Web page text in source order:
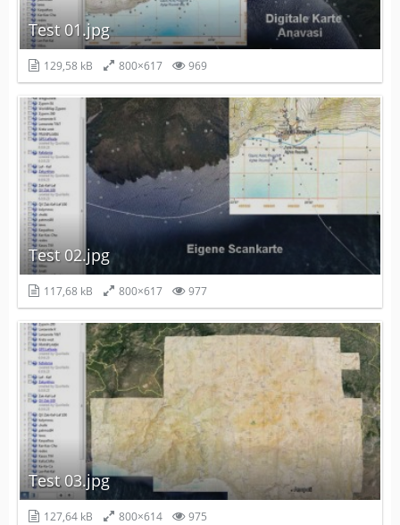
Test 01.jpg
129,58 kB 800×617 969
Test 02.jpg
117,68 kB 800×617 977
Test 03.jpg
127,64 kB 800×614 975